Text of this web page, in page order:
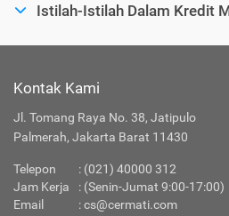
Istilah-Istilah Dalam Kredit
Kontak Kami
Jl. Tomang Raya No. 38, Jatipulo
Palmerah, Jakarta Barat 11430
Telepon : (021) 40000 312
Jam Kerja
: (Senin-Jumat 9:00-17:00)
Email
:cs@cermati.com